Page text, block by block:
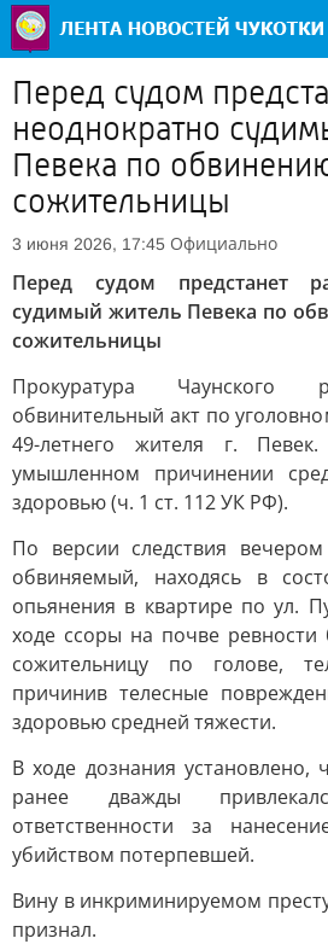
Перед судом
неоднократно
Певека по
сожительницы
3 июня 2026, 17:45 Официально
Перед судом предстанет
судимый житель Певека по
сожительницы
Прокуратура Чаунского
обвинительный акт по
49-летнего жителя г.
умышленном причинении
здоровью (ч. 1 ст. 112 УК РФ).
По версии следствия
обвиняемый, находясь в
опьянения в квартире по ул.
ходе ссоры на почве ревности
сожительницу по голове,
причинив телесные
здоровью средней тяжести.
В ходе дознания
ранее дважды
ответственности за
убийством потерпевшей.
Вину в инкриминируемом
признал.